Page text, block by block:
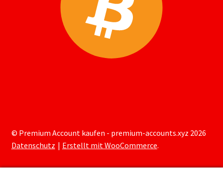
© Premium Account kaufen - premium-accounts.xyz 2026
Datenschutz
Erstellt mit WooCommerce.